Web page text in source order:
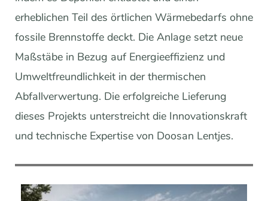
erheblichen Teil des örtlichen Wärmebedarfs ohne
fossile Brennstoffe deckt. Die Anlage setzt neue
Maßstäbe in Bezug auf Energieeffizienz und
Umweltfreundlichkeit in der thermischen
Abfallverwertung. Die erfolgreiche Lieferung
dieses Projekts unterstreicht die Innovationskraft
und technische Expertise von Doosan Lentjes.